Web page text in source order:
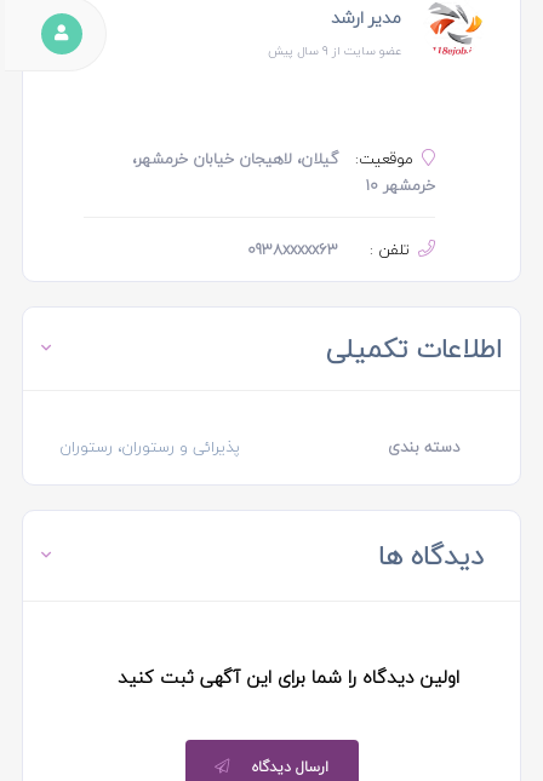
مدیر ارشد
عضو سایت از 9 سال پیش
موقعیت:
گیلان، لاهیجان خیابان خرمشهر،
خرمشهر 10
تلفن : 0938xxxxx63
اطلاعات تکمیلی
دسته بندی پذیرائی و رستوران، رستوران
دیدگاه ها
اولین دیدگاه را شما برای این آگهی ثبت کنید
ارسال دیدگاه